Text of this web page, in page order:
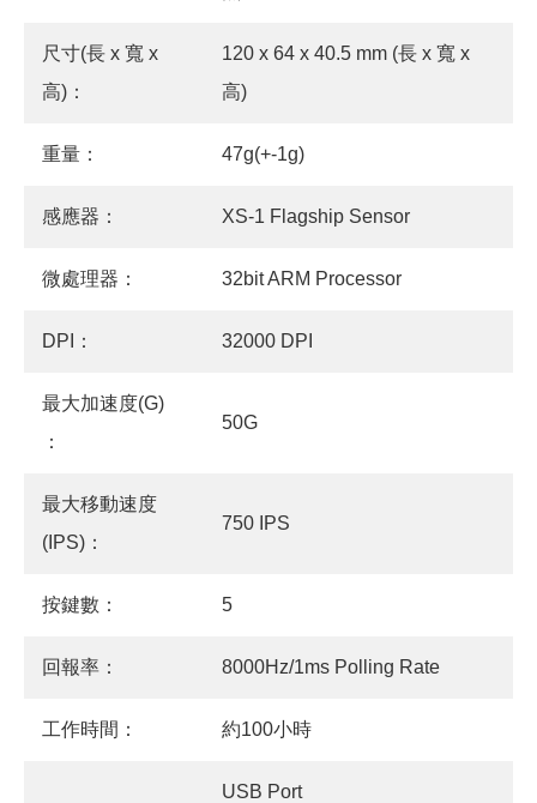
尺寸(長 x 寬 x
高)：
120 x 64 x 40.5 mm (長 x 寬 x
高)
重量： 47g(+-1g)
感應器： XS-1 Flagship Sensor
微處理器： 32bit ARM Processor
DPI： 32000 DPI
最大加速度(G)
：
50G
最大移動速度
(IPS)：
750 IPS
按鍵數： 5
回報率： 8000Hz/1ms Polling Rate
工作時間： 約100小時
USB Port